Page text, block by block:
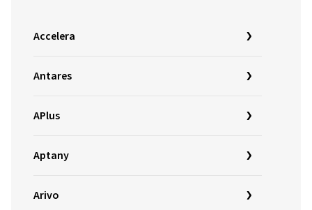
Accelera
Antares
APlus
Aptany
Arivo